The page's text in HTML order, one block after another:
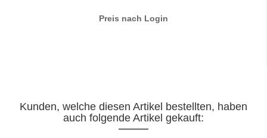
Preis nach Login
Kunden, welche diesen Artikel bestellten, haben
auch folgende Artikel gekauft: